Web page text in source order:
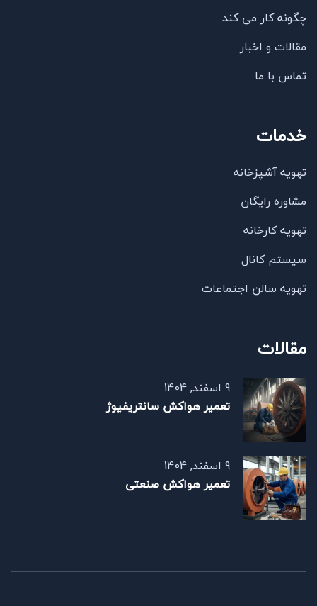
چگونه کار می کند
مقالات و اخبار
تماس با ما
خدمات
تهویه آشپزخانه
مشاوره رایگان
تهویه کارخانه
سیستم کانال
تهویه سالن اجتماعات
مقالات
9 اسفند, 1404
تعمیر هواکش سانتریفیوژ
9 اسفند, 1404
تعمیر هواکش صنعتی